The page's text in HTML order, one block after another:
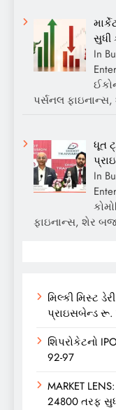
સુધી
In
પર્સનલ
ધૂત
In
ફાઇનાન્સ, શેર
મિલ્કી મિસ્ટ
પ્રાઇસબેન્ડ રૂ.
શિપરોકેટનો
92-97
MARKET
24800 તરફ